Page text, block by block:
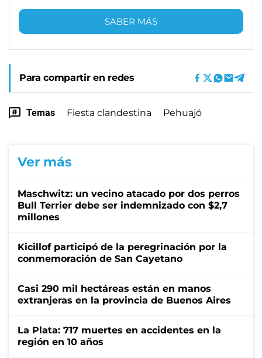
SABER MÁS
Para compartir en redes
Temas Fiesta clandestina Pehuajó
Ver más
Maschwitz: un vecino atacado por dos perros
Bull Terrier debe ser indemnizado con $2,7
millones
Kicillof participó de la peregrinación por la
conmemoración de San Cayetano
Casi 290 mil hectáreas están en manos
extranjeras en la provincia de Buenos Aires
La Plata: 717 muertes en accidentes en la
región en 10 años